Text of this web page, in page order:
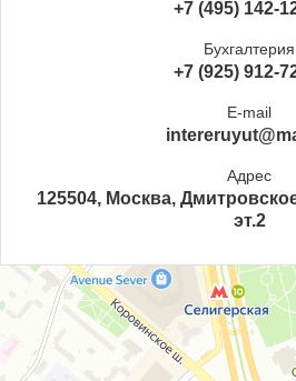
+7 (495) 142-
Бухгалтерия
+7 (925) 912-
E-mail
Адрес
125504, Москва,
эт.2